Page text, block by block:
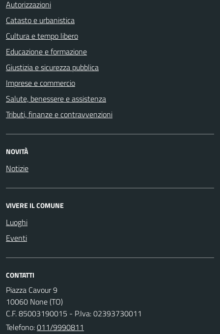
Autorizzazioni
Catasto e urbanistica
Cultura e tempo libero
Educazione e formazione
Giustizia e sicurezza pubblica
Imprese e commercio
Salute, benessere e assistenza
Tributi, finanze e contravvenzioni
NOVITÀ
Notizie
VIVERE IL COMUNE
Luoghi
Eventi
CONTATTI
Piazza Cavour 9
10060 None (TO)
C.F. 85003190015 - P.Iva: 02393730011
Telefono:011/9990811